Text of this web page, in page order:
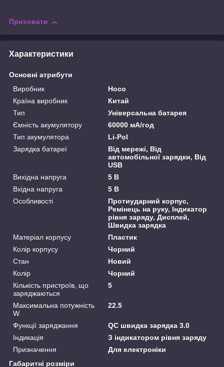
Приховати
Характеристики
Основні атрибути
Виробник
Hoco
Країна виробник
Китай
Тип
Універсальна батарея
Ємність акумулятору
60000 мА/год
Тип акумулятора
Li-Pol
Зарядка батареї
Від мережі, Від
автомобільної зарядки, Від
USB
Вихідна напруга
5 В
Вхідна напруга
5 В
Особливості
Протиударний корпус,
Ремінець на руку, Індикатор
рівня заряду, Дисплей,
Швидка зарядка
Матеріал корпусу
Пластик
Колір корпусу
Чорний
Стан
Новий
Колір
Чорний
Кількість пристроїв, що
заряджаються
5
Максимальна потужність
W
22.5
Функції заряджання
QC швидка зарядка 3.0
Індикація
З індикатором рівня заряду
Призначення
Для електроніки
Габаритні розміри